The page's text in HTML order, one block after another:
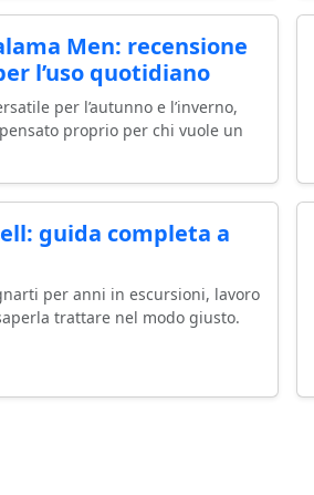
Men: recensione
l’uso quotidiano
per l’autunno e l’inverno,
proprio per chi vuole un
guida completa a
per anni in escursioni, lavoro
trattare nel modo giusto.